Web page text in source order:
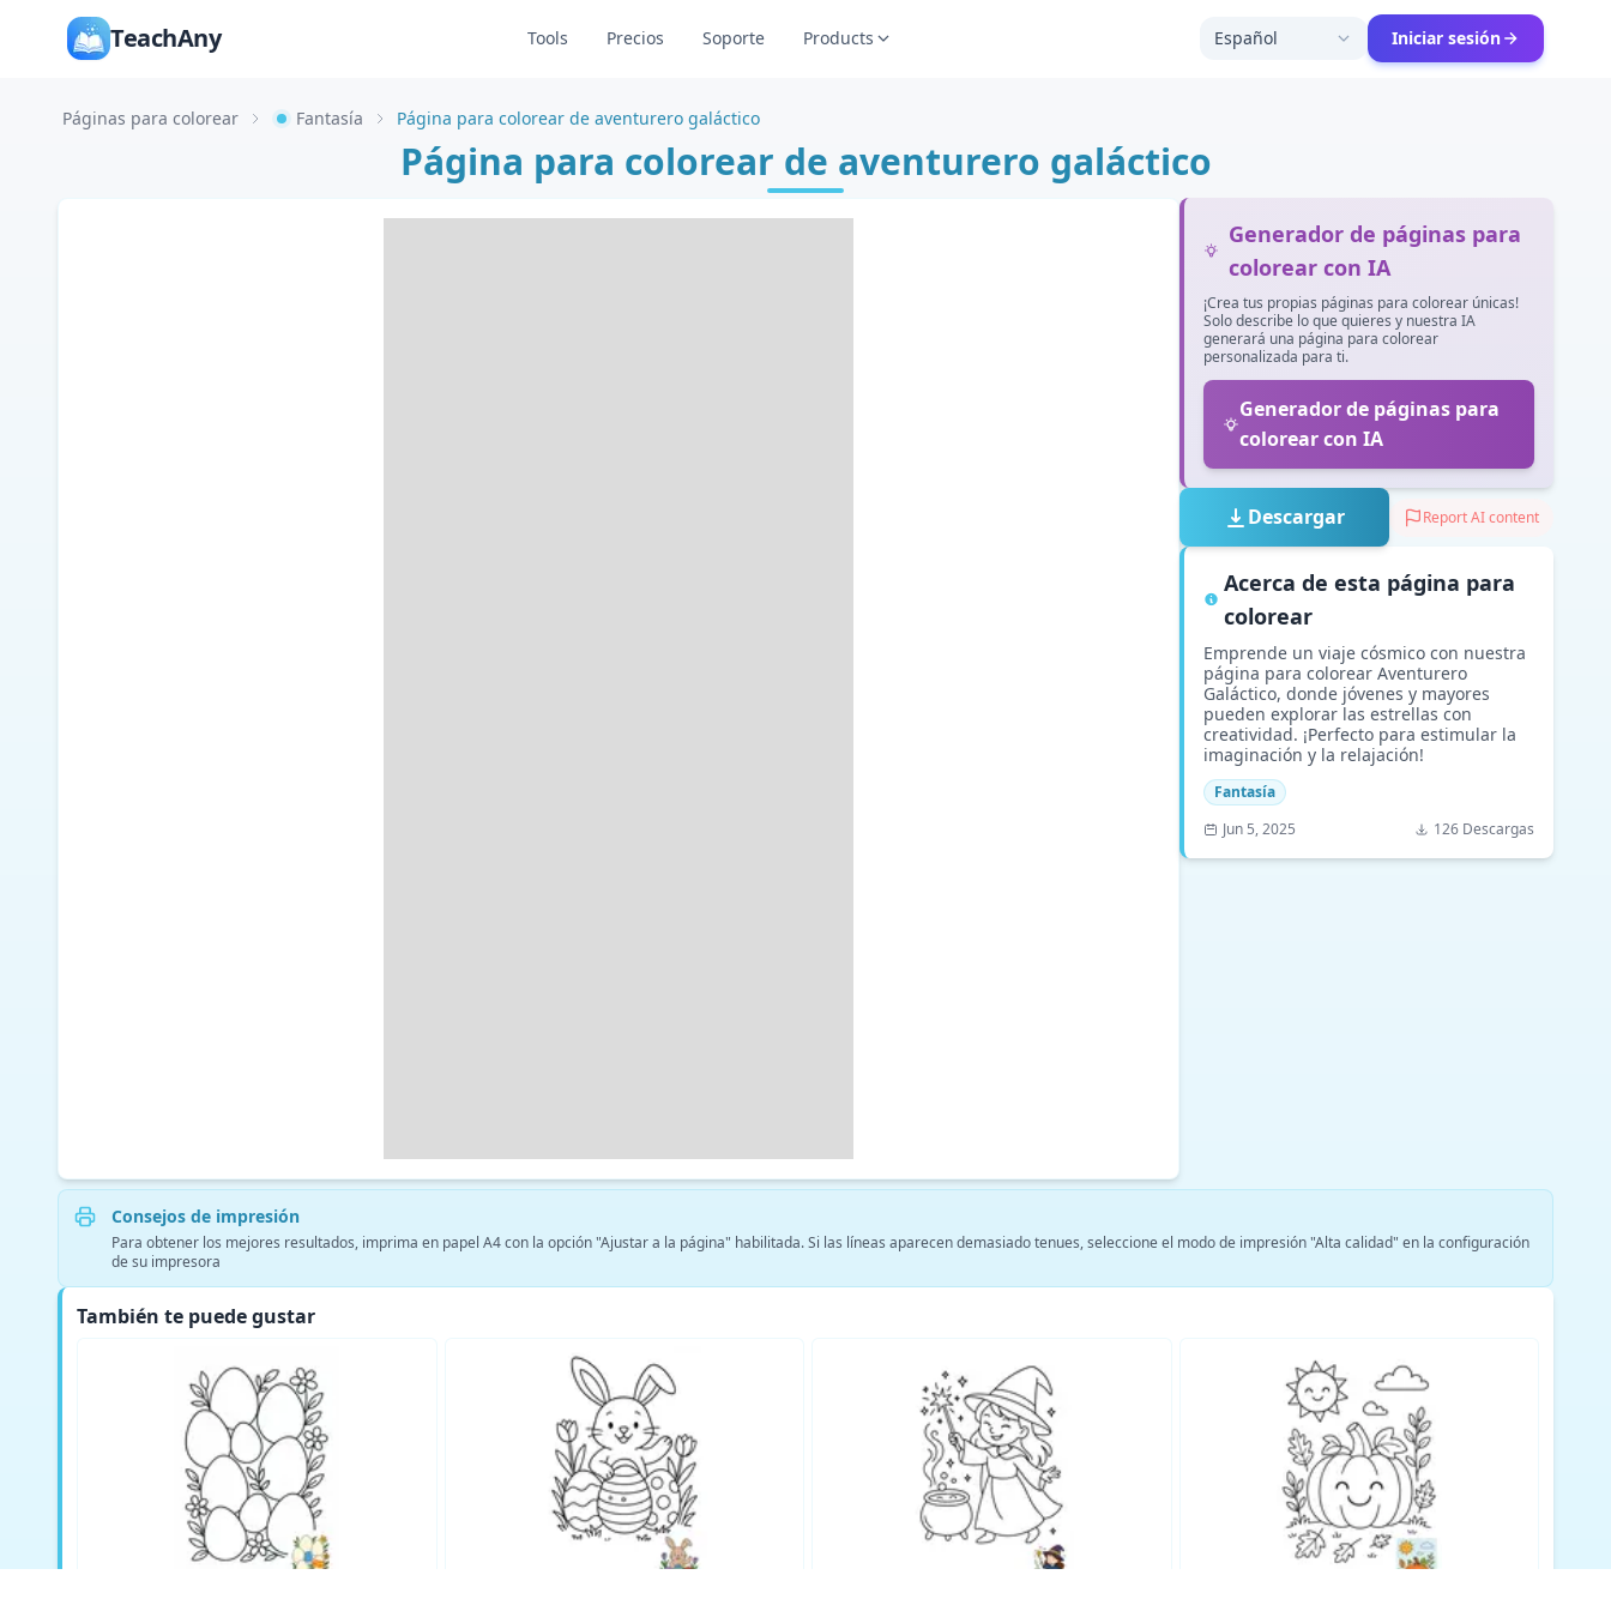
TeachAny Tools Precios Soporte Products Español Iniciar sesión
Páginas para colorear Fantasía Página para colorear de aventurero galáctico
Página para colorear de aventurero galáctico
Generador de páginas para
colorear con IA
¡Crea tus propias páginas para colorear únicas!
Solo describe lo que quieres y nuestra IA
generará una página para colorear
personalizada para ti.
Generador de páginas para
colorear con IA
Descargar Report AI content
Acerca de esta página para
colorear
Emprende un viaje cósmico con nuestra
página para colorear Aventurero
Galáctico, donde jóvenes y mayores
pueden explorar las estrellas con
creatividad. ¡Perfecto para estimular la
imaginación y la relajación!
Fantasía
Jun 5, 2025
126 Descargas
Consejos de impresión
Para obtener los mejores resultados, imprima en papel A4 con la opción "Ajustar a la página" habilitada. Si las líneas aparecen demasiado tenues, seleccione el modo de impresión "Alta calidad" en la configuración
de su impresora
También te puede gustar